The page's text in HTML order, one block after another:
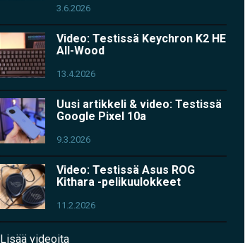
3.6.2026
Video: Testissä Keychron K2 HE
All-Wood
13.4.2026
Uusi artikkeli & video: Testissä
Google Pixel 10a
9.3.2026
Video: Testissä Asus ROG
Kithara -pelikuulokkeet
11.2.2026
Lisää videoita